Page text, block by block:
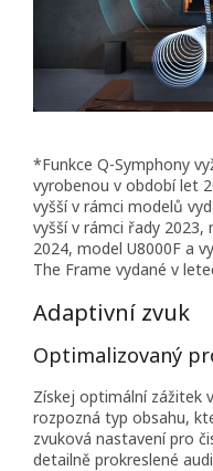
*Funkce Q-Symphony
vyrobenou v období let
vyšší v rámci modelů
vyšší v rámci řady 2023,
2024, model U8000F a
The Frame vydané v
Adaptivní zvuk
Optimalizovaný
Získej optimální zážitek
rozpozná typ obsahu,
zvuková nastavení pro
detailně prokreslené